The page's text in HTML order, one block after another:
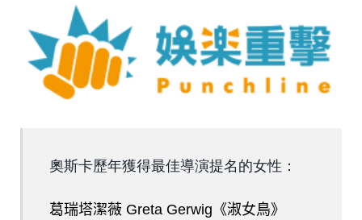
奧斯卡歷年獲得最佳導演提名的女性：
葛瑞塔潔薇 Greta Gerwig《淑女鳥》